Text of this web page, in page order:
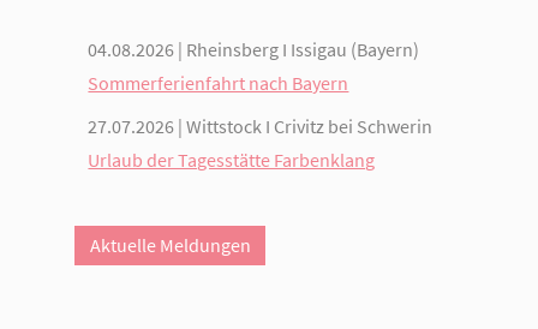
04.08.2026 | Rheinsberg I Issigau (Bayern)
Sommerferienfahrt nach Bayern
27.07.2026 | Wittstock I Crivitz bei Schwerin
Urlaub der Tagesstätte Farbenklang
Aktuelle Meldungen